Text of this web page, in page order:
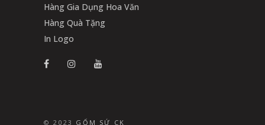
Hàng Gia Dụng Hoa Văn
Hàng Quà Tặng
In Logo
© 2023 GỐM SỨ CK